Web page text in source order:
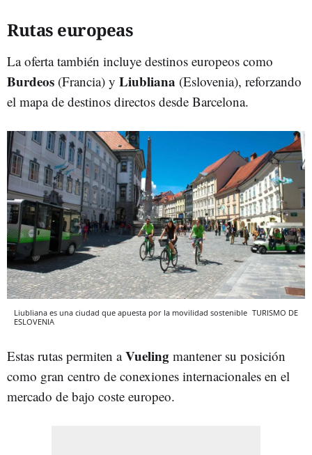
Rutas europeas
La oferta también incluye destinos europeos como
Burdeos (Francia) y Liubliana (Eslovenia), reforzando
el mapa de destinos directos desde Barcelona.
Liubliana es una ciudad que apuesta por la movilidad sostenible TURISMO DE
ESLOVENIA
Estas rutas permiten aVueling mantener su posición
como gran centro de conexiones internacionales en el
mercado de bajo coste europeo.